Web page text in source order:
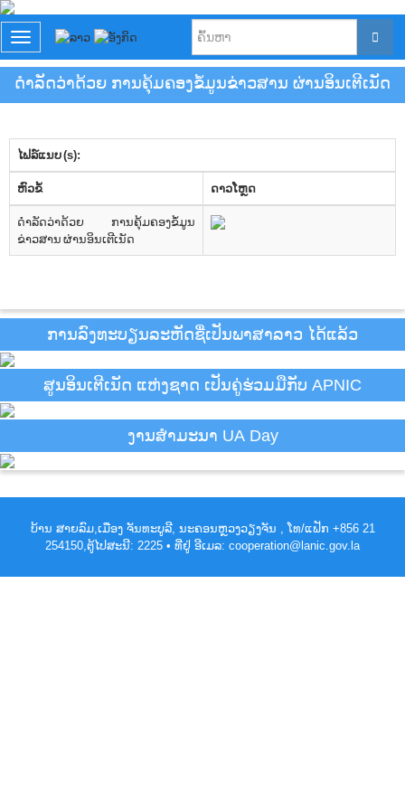
T
o
g
g
l
n
a
v
i
g
a
t
ດຳລັດວ່າດ້ວຍ ການຄຸ້ມຄອງຂໍ້ມູນຂ່າວສານ ຜ່ານອິນເຕີເນັດ
ໄຟລ໌ແນບ (s):
​ຫົວ​ຂໍ້ ດາວ​ໂຫຼດ
ດຳລັດວ່າດ້ວຍ ການຄຸ້ມຄອງຂໍ້ມູນ
ຂ່າວສານ ຜ່ານອິນເຕີເນັດ
ການລົງທະບຽນລະຫັດຊື່ເປັນພາສາລາວ ໄດ້ແລ້ວ
ສູນອິນເຕີເນັດ ແຫ່ງຊາດ ເປັນຄູ່ຮ່ວມມືກັບ APNIC
ງານສຳມະນາ UA Day
ບ້ານ ສາຍລົມ,ເມືອງ ຈັນທະບູລີ, ນະຄອນຫຼວງວຽງຈັນ , ໂທ/ແຟັກ +856 21
254150,ຕູ້ໄປສະນີ: 2225 • ທີ່ຢູ່ ອີເມລ: cooperation@lanic.gov.la